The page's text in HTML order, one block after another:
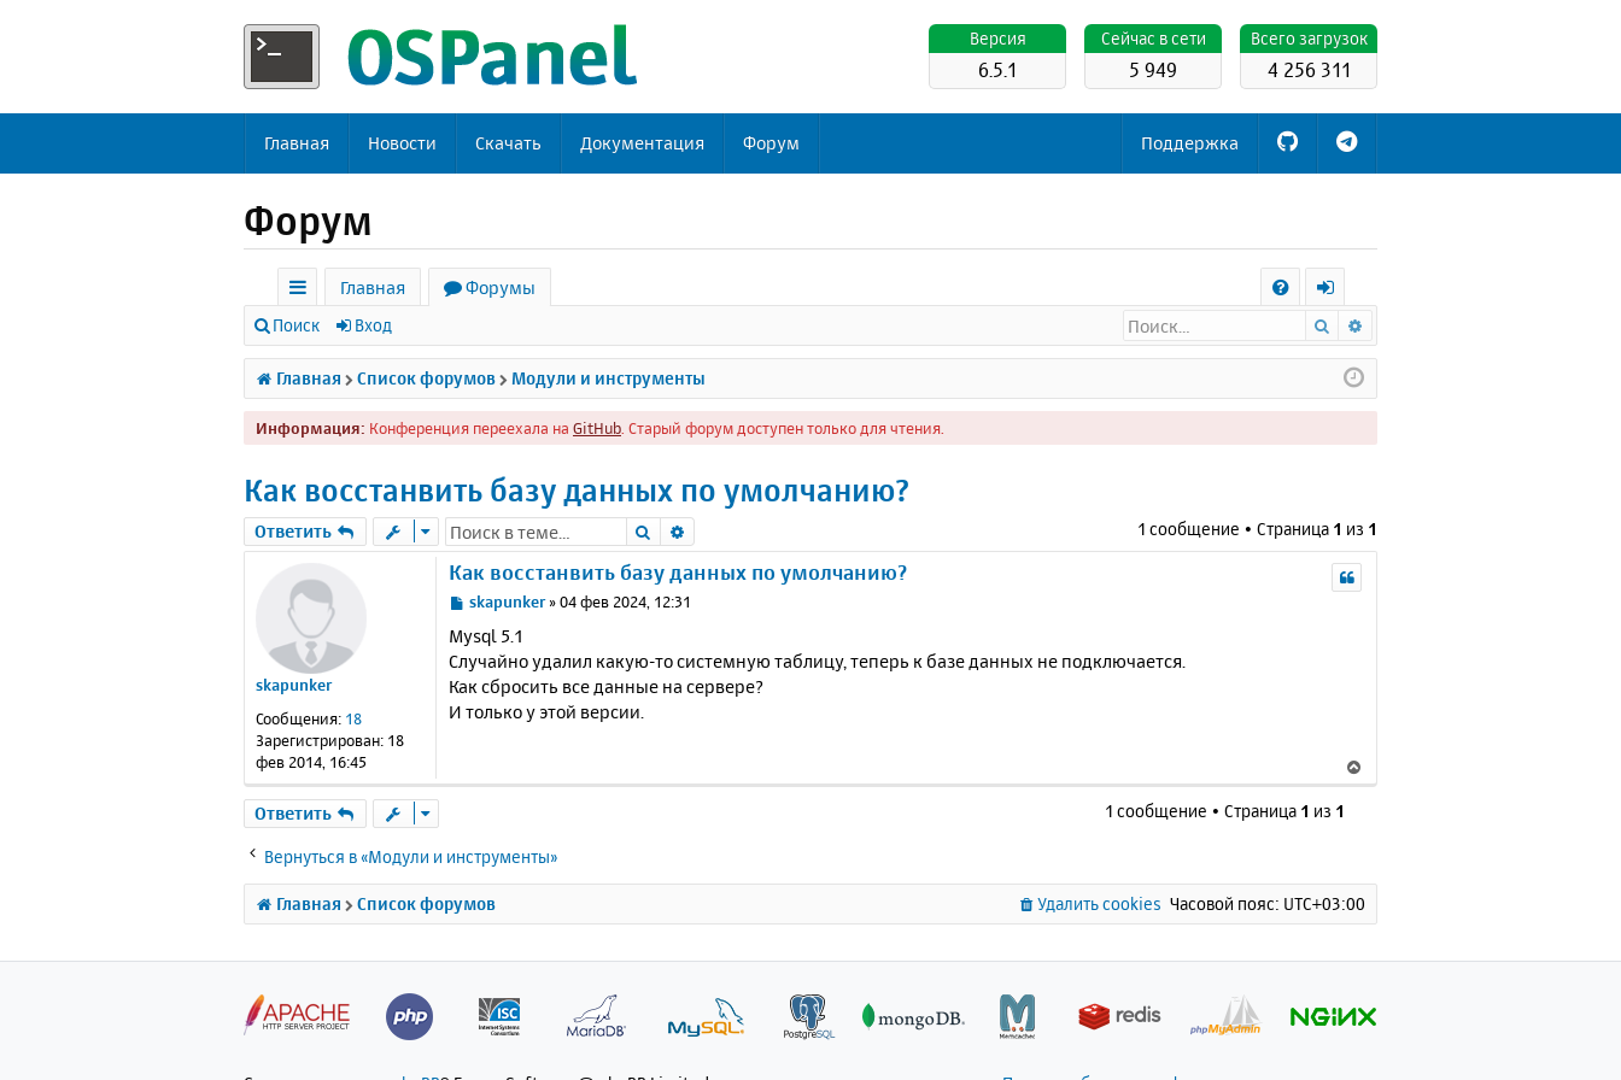
Всего загрузок
4 256 311
Cейчас в сети
5 949
Версия
6.5.1
Главная Новости Скачать Документация Форум Поддержка
Форум
с
ы
л
к
Главная
Форумы
Q
х
о
д
Поиск Вход Поиск
Главная Список форумов Модули и инструменты
Информация: Конференция переехала на GitHub . Старый форум доступен только для чтения.
Как восстанвить базу данных по умолчанию?
Ответить Поиск 1 сообщение • Страница 1 из 1
skapunker
Сообщения: 18
Зарегистрирован: 18
фев 2014, 16:45
Как восстанвить базу данных по умолчанию?
С
о
б
щ
е
skapunker»04 фев 2024, 12:31
Mysql 5.1
Случайно удалил какую-то системную таблицу, теперь к базе данных не подключается.
Как сбросить все данные на сервере?
И только у этой версии.
е
т
с
а
Ответить 1 сообщение • Страница 1 из 1
Вернуться в «Модули и инструменты»
Главная Список форумов Часовой пояс: UTC+03:00
Удалить cookies